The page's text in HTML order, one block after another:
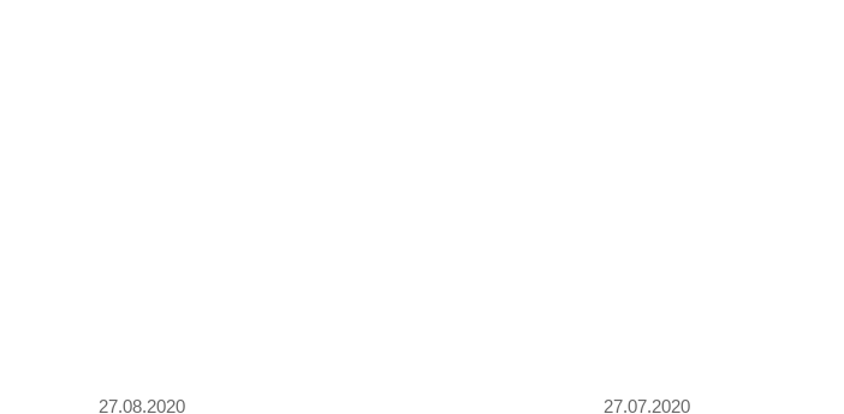
27.08.2020 27.07.2020